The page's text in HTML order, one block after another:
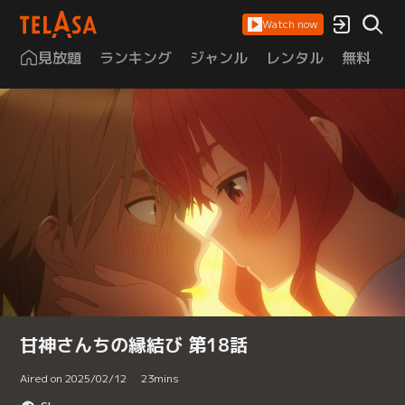
Watch now
見放題 ランキング ジャンル レンタル 無料
甘神さんちの縁結び 第18話
Aired on 2025/02/12 23mins